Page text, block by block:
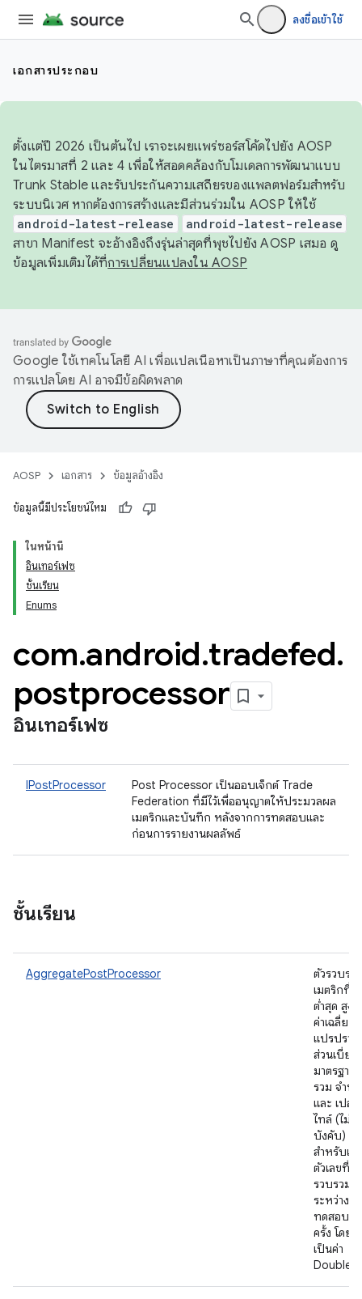
ลงชื่อเข้าใช้
เอกสารประกอบ
ตั้งแต่ปี 2026 เป็นต้นไป เราจะเผยแพร่ซอร์สโค้ดไปยัง AOSP
ในไตรมาสที่ 2 และ 4 เพื่อให้สอดคล้องกับโมเดลการพัฒนาแบบ
Trunk Stable และรับประกันความเสถียรของแพลตฟอร์มสำหรับ
ระบบนิเวศ หากต้องการสร้างและมีส่วนร่วมใน AOSP ให้ใช้
android-latest-release android-latest-release
สาขา Manifest จะอ้างอิงถึงรุ่นล่าสุดที่พุชไปยัง AOSP เสมอ ดู
ข้อมูลเพิ่มเติมได้ที่การเปลี่ยนแปลงใน AOSP
Google ใช้เทคโนโลยี AI เพื่อแปลเนื้อหาเป็นภาษาที่คุณต้องการ
การแปลโดย AI อาจมีข้อผิดพลาด
AOSP เอกสาร ข้อมูลอ้างอิง
ข้อมูลนี้มีประโยชน์ไหม
ในหน้านี้
อินเทอร์เฟซ
ชั้นเรียน
Enums
com.android.tradefed.
postprocessor
อินเทอร์เฟซ
IPostProcessor
Post Processor เป็นออบเจ็กต์ Trade
Federation ที่มีไว้เพื่ออนุญาตให้ประมวลผล
เมตริกและบันทึก หลังจากการทดสอบและ
ก่อนการรายงานผลลัพธ์
ชั้นเรียน
AggregatePostProcessor
ตัวรวบรว
เมตริกที่ใ
ต่ำสุด สูง
ค่าเฉลี่ย ค
แปรปรวน
ส่วนเบี่ยง
มาตรฐาน
รวม จำน
และ เปอร์
ไทล์ (ไม่
บังคับ)
สำหรับเม
ตัวเลขที่
รวบรวม
ระหว่างก
ทดสอบห
ครั้ง โดยถื
เป็นค่า
Double